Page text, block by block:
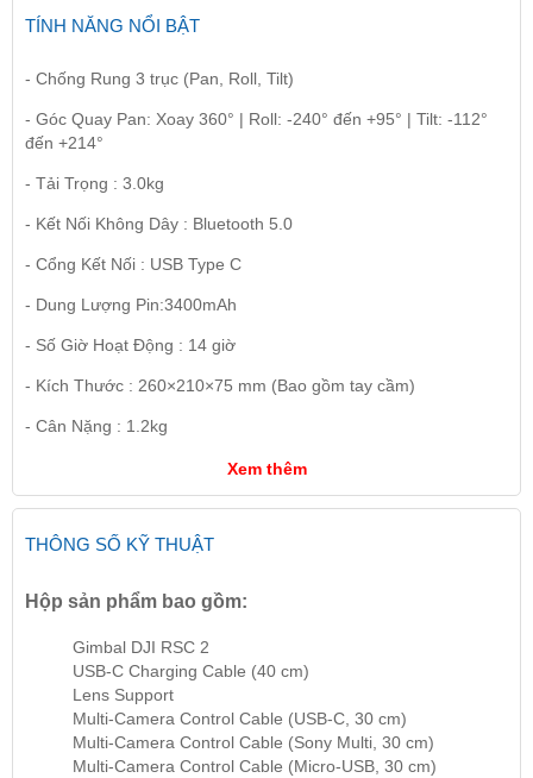
TÍNH NĂNG NỔI BẬT
- Chống Rung 3 trục (Pan, Roll, Tilt)
- Góc Quay Pan: Xoay 360° | Roll: -240° đến +95° | Tilt: -112°
đến +214°
- Tải Trọng : 3.0kg
- Kết Nối Không Dây : Bluetooth 5.0
- Cổng Kết Nối : USB Type C
- Dung Lượng Pin:3400mAh
- Số Giờ Hoạt Động : 14 giờ
- Kích Thước : 260×210×75 mm (Bao gồm tay cầm)
- Cân Nặng : 1.2kg
Xem thêm
THÔNG SỐ KỸ THUẬT
Hộp sản phẩm bao gồm:
Gimbal DJI RSC 2
USB-C Charging Cable (40 cm)
Lens Support
Multi-Camera Control Cable (USB-C, 30 cm)
Multi-Camera Control Cable (Sony Multi, 30 cm)
Multi-Camera Control Cable (Micro-USB, 30 cm)